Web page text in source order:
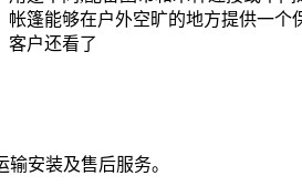
帐篷能够在户外空旷的地方提供一个
客户还看了
安装及售后服务。